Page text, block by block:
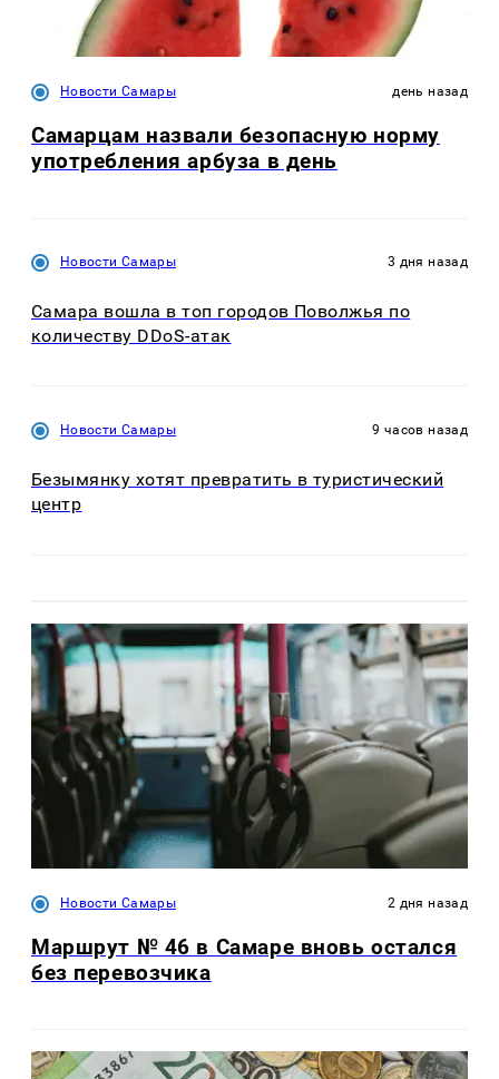
Новости Самары день назад
Самарцам назвали безопасную норму
употребления арбуза в день
Новости Самары 3 дня назад
Самара вошла в топ городов Поволжья по
количеству DDoS-атак
Новости Самары 9 часов назад
Безымянку хотят превратить в туристический
центр
Новости Самары 2 дня назад
Маршрут № 46 в Самаре вновь остался
без перевозчика